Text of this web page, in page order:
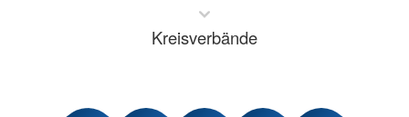
Kreisverbände